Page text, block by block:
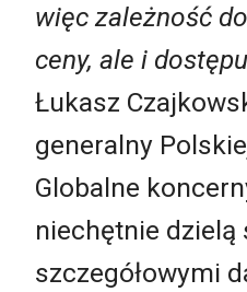
więc zależność
ceny, ale i dostępu
Łukasz
generalny
Globalne
niechętnie dzielą
szczegółowymi